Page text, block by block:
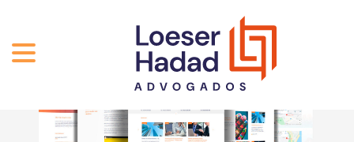
QUEM SOMOS